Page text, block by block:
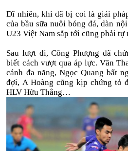
Dĩ nhiên, khi đã bị coi là giải
của bầu sữa nuôi bóng đá, dàn
U23 Việt Nam sắp tới cũng phải tự
Sau lượt đi, Công Phượng đã
biết cách vượt qua áp lực. Văn
cánh đa năng, Ngọc Quang bất
đợi, A Hoàng cũng kịp chứng tỏ
HLV Hữu Thắng…